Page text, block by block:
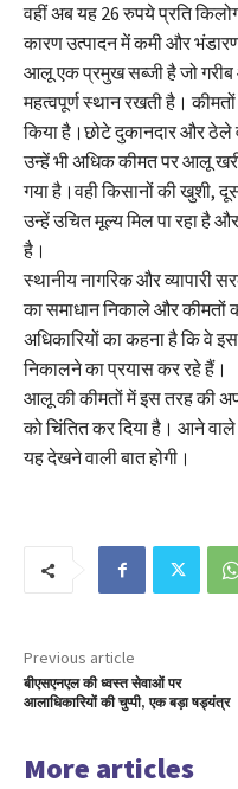
वहीं अब यह 26 रुपये प्रति
कारण उत्पादन में कमी और
आलू एक प्रमुख सब्जी है जो गरीब
महत्वपूर्ण स्थान रखती है।
किया है।छोटे दुकानदार और ठेले
उन्हें भी अधिक कीमत पर आलू
गया है।वही किसानों की खुशी,
उन्हें उचित मूल्य मिल पा रहा है
है।
स्थानीय नागरिक और व्यापारी
का समाधान निकाले और कीमतों
अधिकारियों का कहना है कि वे
निकालने का प्रयास कर रहे हैं।
आलू की कीमतों में इस तरह की
को चिंतित कर दिया है। आने वाले
यह देखने वाली बात होगी।
Previous article
बीएसएनएल की ध्वस्त सेवाओं पर
आलाधिकारियों की चुप्पी, एक बड़ा षड्यंत्र
More articles